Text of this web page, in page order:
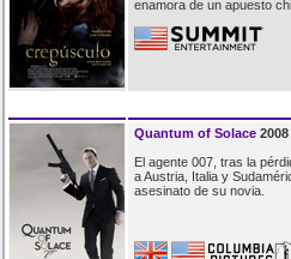
enamora de un apuesto
Quantum of Solace 2008
El agente 007, tras la
a Austria, Italia y
asesinato de su novia.